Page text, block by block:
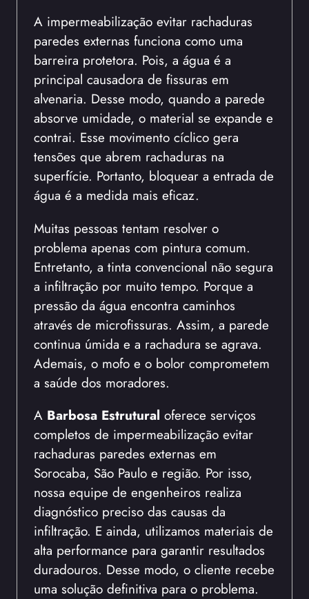
A impermeabilização evitar rachaduras
paredes externas funciona como uma
barreira protetora. Pois, a água é a
principal causadora de fissuras em
alvenaria. Desse modo, quando a parede
absorve umidade, o material se expande e
contrai. Esse movimento cíclico gera
tensões que abrem rachaduras na
superfície. Portanto, bloquear a entrada de
água é a medida mais eficaz.
Muitas pessoas tentam resolver o
problema apenas com pintura comum.
Entretanto, a tinta convencional não segura
a infiltração por muito tempo. Porque a
pressão da água encontra caminhos
através de microfissuras. Assim, a parede
continua úmida e a rachadura se agrava.
Ademais, o mofo e o bolor comprometem
a saúde dos moradores.
A Barbosa Estrutural oferece serviços
completos de impermeabilização evitar
rachaduras paredes externas em
Sorocaba, São Paulo e região. Por isso,
nossa equipe de engenheiros realiza
diagnóstico preciso das causas da
infiltração. E ainda, utilizamos materiais de
alta performance para garantir resultados
duradouros. Desse modo, o cliente recebe
uma solução definitiva para o problema.